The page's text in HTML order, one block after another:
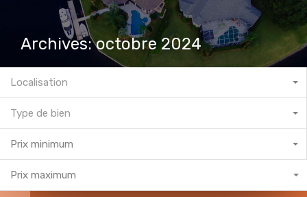
Archives: octobre 2024
Localisation
Type de bien
Prix minimum
Prix maximum